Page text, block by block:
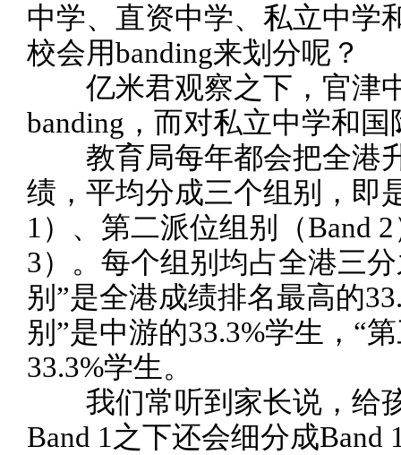
中学、直资中学、私立中学
校会用banding来划分呢？
亿米君观察之下，官津
banding，而对私立中学和
教育局每年都会把全港
绩，平均分成三个组别，即
1）、第二派位组别（Band
3）。每个组别均占全港三
别”是全港成绩排名最高的
别”是中游的33.3%学生，“
33.3%学生。
我们常听到家长说，给孩
Band 1之下还会细分成Band